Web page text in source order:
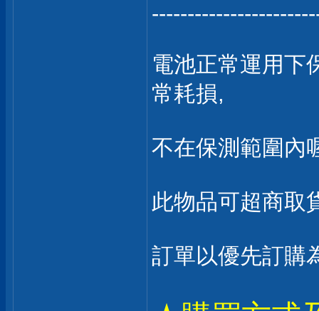
電池正常運用下
常耗損,
不在保測範圍內
此物品可超商取
訂單以優先訂購